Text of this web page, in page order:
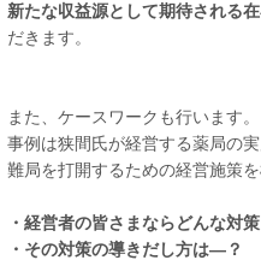
新たな収益源として期待される
だきます。
また、ケースワークも行います。
事例は狭間氏が経営する薬局の
難局を打開するための経営施策
・経営者の皆さまならどんな対
・その対策の導きだし方は―？